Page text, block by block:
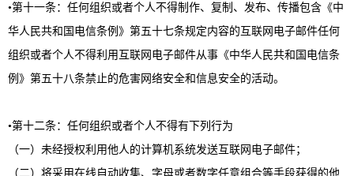
•第十一条：任何组织或者个人不得制作、复制、发布、传播包含《中
华人民共和国电信条例》第五十七条规定内容的互联网电子邮件任何
组织或者个人不得利用互联网电子邮件从事《中华人民共和国电信条
例》第五十八条禁止的危害网络安全和信息安全的活动。
•第十二条：任何组织或者个人不得有下列行为
（一）未经授权利用他人的计算机系统发送互联网电子邮件；
（二）将采用在线自动收集、字母或者数字任意组合等手段获得的他